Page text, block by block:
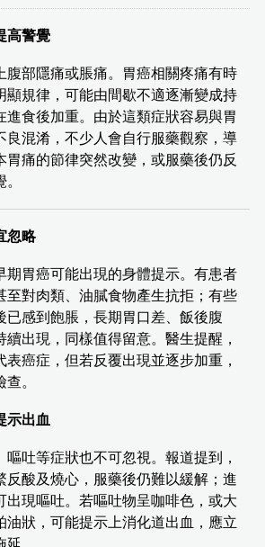
高警覺
腹部隱痛或脹痛。胃癌相關疼痛有時
顯規律，可能由間歇不適逐漸變成持
進食後加重。由於這類症狀容易與胃
良混淆，不少人會自行服藥觀察，導
胃痛的節律突然改變，或服藥後仍反
忽略
期胃癌可能出現的身體提示。有患者
至對肉類、油膩食物產生抗拒；有些
已感到飽脹，長期胃口差、飯後腹
續出現，同樣值得留意。醫生提醒，
癌症，但若反覆出現並逐步加重，
。
示出血
嘔吐等症狀也不可忽視。報道提到，
反酸及燒心，服藥後仍難以緩解；進
出現嘔吐。若嘔吐物呈咖啡色，或大
油狀，可能提示上消化道出血，應立